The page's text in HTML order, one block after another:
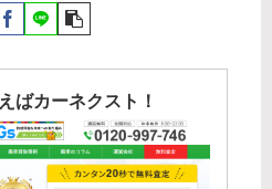
ばカーネクスト！